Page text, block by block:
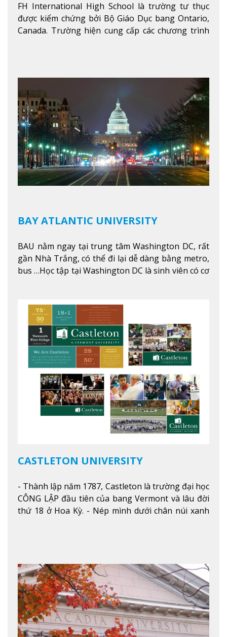
FH International High School là trường tư thục
được kiểm chứng bởi Bộ Giáo Dục bang Ontario,
Canada. Trường hiện cung cấp các chương trình
nhanh chóng môi trường học tại Canada.Xem
thêm
BAY ATLANTIC UNIVERSITY
BAU nằm ngay tại trung tâm Washington DC, rất
gần Nhà Trắng, có thể đi lại dễ dàng bằng metro,
bus …Học tập tại Washington DC là sinh viên có cơ
nghiệp ở Mỹ, #7 thành phố an toàn nhất trên Thế
Xem thêm
CASTLETON UNIVERSITY
- Thành lập năm 1787, Castleton là trường đại học
CÔNG LẬP đầu tiên của bang Vermont và lâu đời
thứ 18 ở Hoa Kỳ. - Nép mình dưới chân núi xanh
tuyết của trường, sinh viên có thể thưởng thức vẻ
đẹp tự nhiên của Vermont từ mọi góc trong
khuôn viên trường.Xem thêm